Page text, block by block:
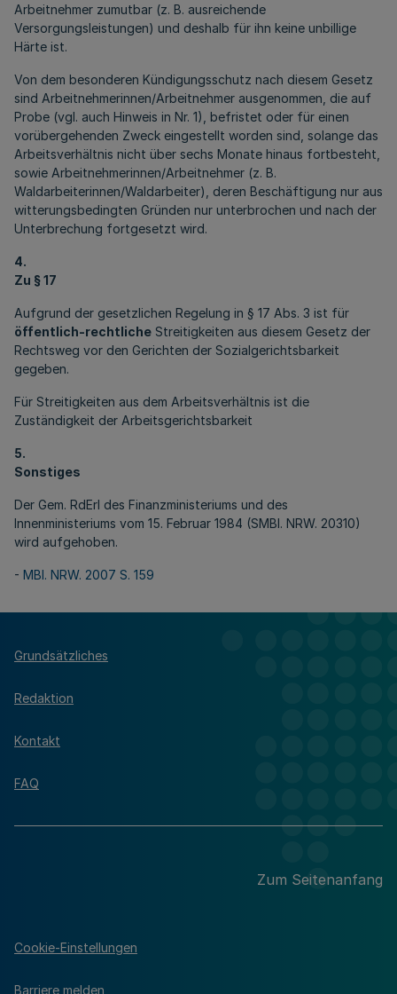
Arbeitnehmer zumutbar (z. B. ausreichende
Versorgungsleistungen) und deshalb für ihn keine unbillige
Härte ist.
Von dem besonderen Kündigungsschutz nach diesem Gesetz
sind Arbeitnehmerinnen/Arbeitnehmer ausgenommen, die auf
Probe (vgl. auch Hinweis in Nr. 1), befristet oder für einen
vorübergehenden Zweck eingestellt worden sind, solange das
Arbeitsverhältnis nicht über sechs Monate hinaus fortbesteht,
sowie Arbeitnehmerinnen/Arbeitnehmer (z. B.
Waldarbeiterinnen/Waldarbeiter), deren Beschäftigung nur aus
witterungsbedingten Gründen nur unterbrochen und nach der
Unterbrechung fortgesetzt wird.
4.
Zu § 17
Aufgrund der gesetzlichen Regelung in § 17 Abs. 3 ist für
öffentlich-rechtliche Streitigkeiten aus diesem Gesetz der
Rechtsweg vor den Gerichten der Sozialgerichtsbarkeit
gegeben.
Für Streitigkeiten aus dem Arbeitsverhältnis ist die
Zuständigkeit der Arbeitsgerichtsbarkeit
5.
Sonstiges
Der Gem. RdErl des Finanzministeriums und des
Innenministeriums vom 15. Februar 1984 (SMBl. NRW. 20310)
wird aufgehoben.
- MBl. NRW. 2007 S. 159
Grundsätzliches
Redaktion
Kontakt
FAQ
Zum Seitenanfang
Cookie-Einstellungen
Barriere melden